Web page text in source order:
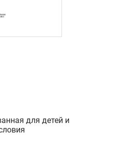
для детей и